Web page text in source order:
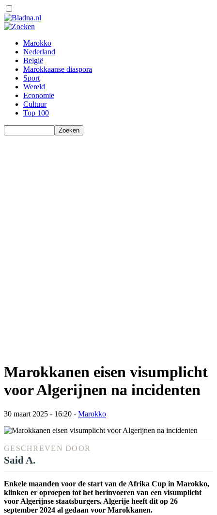
Marokko
Nederland
België
Marokkaanse diaspora
Sport
Wereld
Economie
Cultuur
Top 100
Marokkanen eisen visumplicht
voor Algerijnen na incidenten
30 maart 2025 - 16:20 - Marokko
GESCHREVEN DOOR
Said A.
Enkele maanden voor de start van de Afrika Cup in Marokko,
klinken er oproepen tot het herinvoeren van een visumplicht
voor Algerijnse staatsburgers. Algerije heeft dit op 26
september 2024 al gedaan voor Marokkanen.